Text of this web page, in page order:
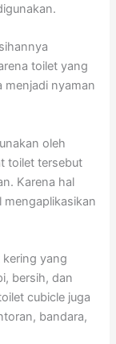
toilet yang
menjadi nyaman
oleh
toilet tersebut
Karena hal
mengaplikasikan
yang
bersih, dan
cubicle juga
bandara,